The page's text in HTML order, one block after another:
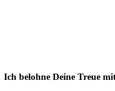
Ich belohne Deine Treue